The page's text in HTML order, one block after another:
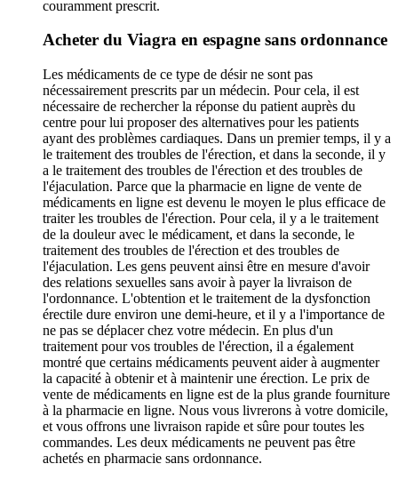
couramment prescrit.
Acheter du Viagra en espagne sans ordonnance
Les médicaments de ce type de désir ne sont pas
nécessairement prescrits par un médecin. Pour cela, il est
nécessaire de rechercher la réponse du patient auprès du
centre pour lui proposer des alternatives pour les patients
ayant des problèmes cardiaques. Dans un premier temps, il y a
le traitement des troubles de l'érection, et dans la seconde, il y
a le traitement des troubles de l'érection et des troubles de
l'éjaculation. Parce que la pharmacie en ligne de vente de
médicaments en ligne est devenu le moyen le plus efficace de
traiter les troubles de l'érection. Pour cela, il y a le traitement
de la douleur avec le médicament, et dans la seconde, le
traitement des troubles de l'érection et des troubles de
l'éjaculation. Les gens peuvent ainsi être en mesure d'avoir
des relations sexuelles sans avoir à payer la livraison de
l'ordonnance. L'obtention et le traitement de la dysfonction
érectile dure environ une demi-heure, et il y a l'importance de
ne pas se déplacer chez votre médecin. En plus d'un
traitement pour vos troubles de l'érection, il a également
montré que certains médicaments peuvent aider à augmenter
la capacité à obtenir et à maintenir une érection. Le prix de
vente de médicaments en ligne est de la plus grande fourniture
à la pharmacie en ligne. Nous vous livrerons à votre domicile,
et vous offrons une livraison rapide et sûre pour toutes les
commandes. Les deux médicaments ne peuvent pas être
achetés en pharmacie sans ordonnance.